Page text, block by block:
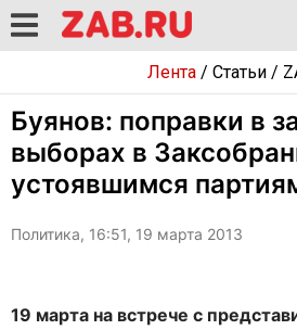
Лента/ Статьи/
Буянов: поправки в
выборах в
устоявшимся
Политика, 16:51, 19 марта 2013
19 марта на встрече с